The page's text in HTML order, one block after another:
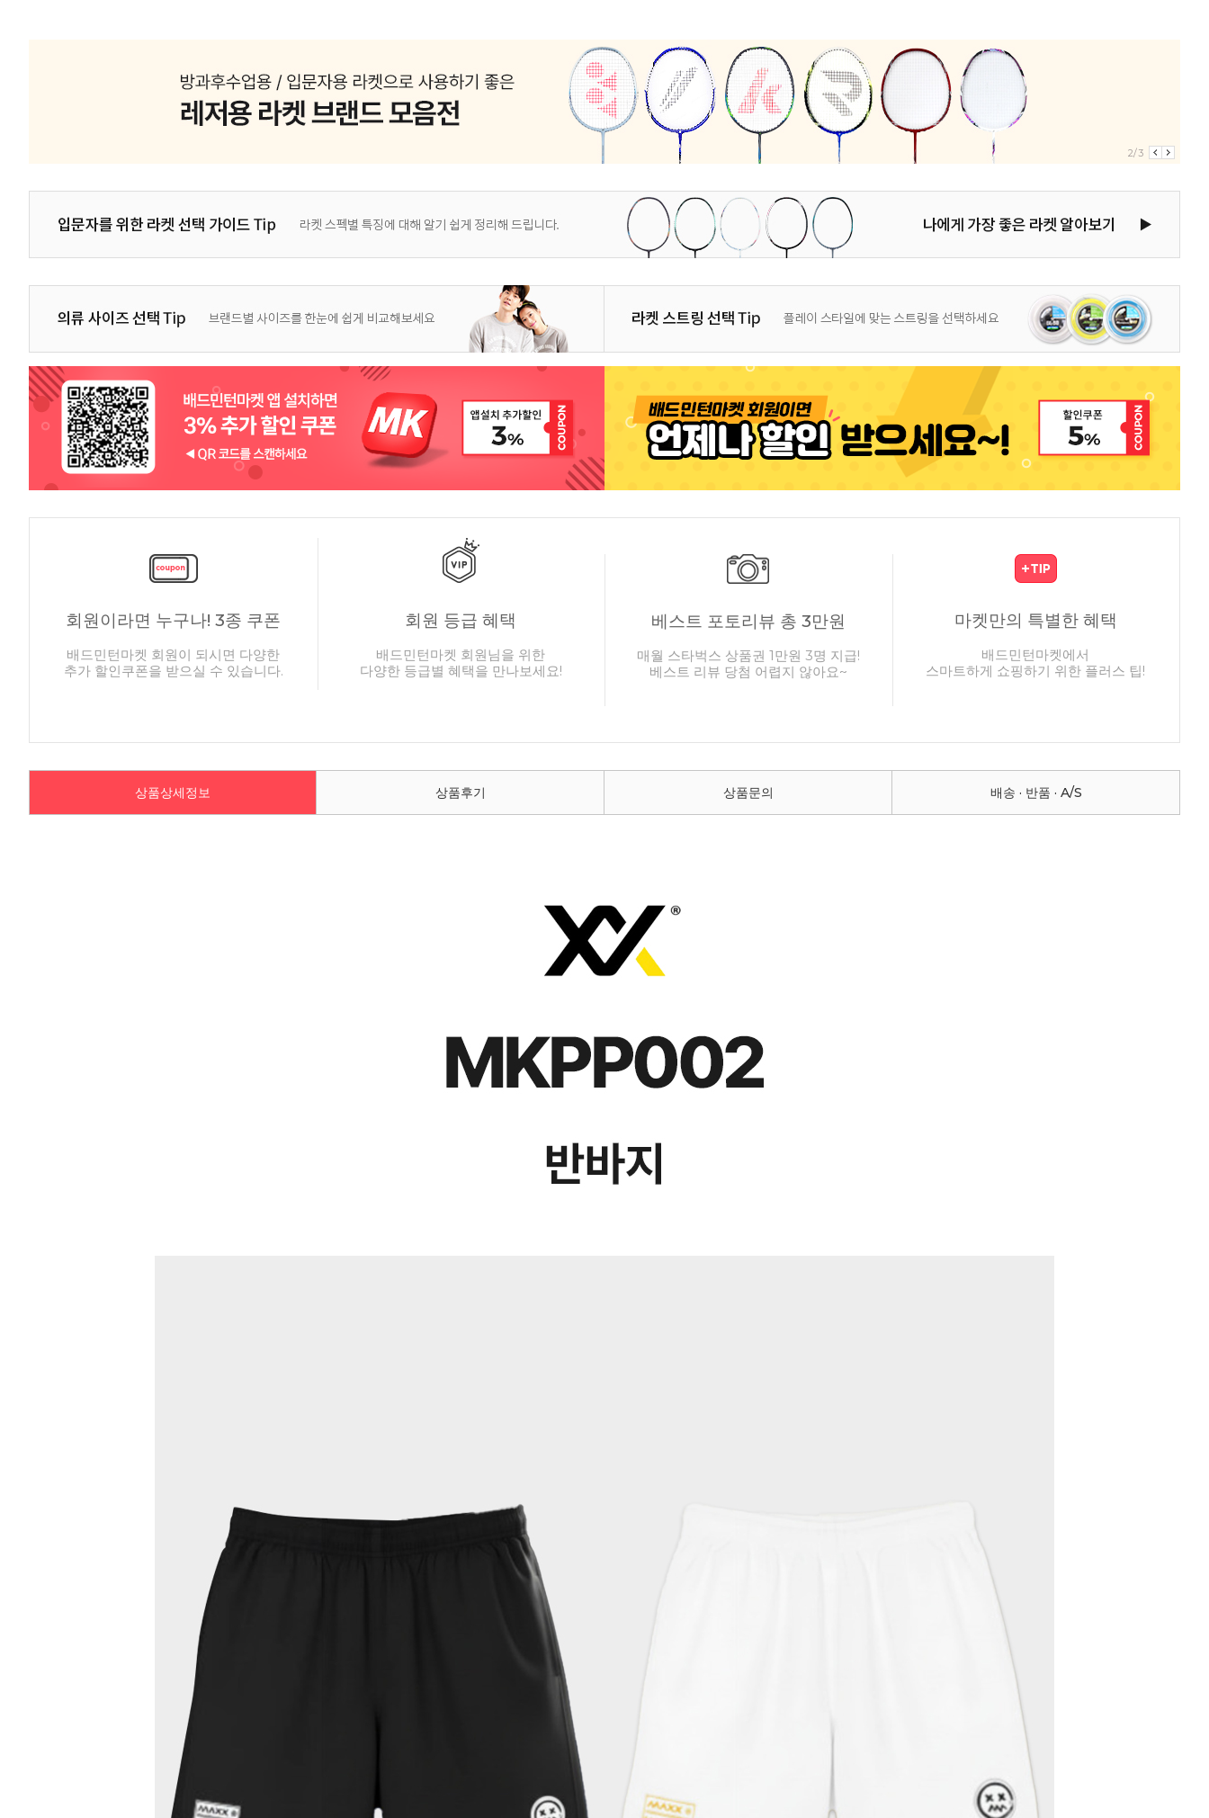
2/3
회원이라면 누구나! 3종 쿠폰
배드민턴마켓 회원이 되시면 다양한
추가 할인쿠폰을 받으실 수 있습니다.
회원 등급 혜택
배드민턴마켓 회원님을 위한
다양한 등급별 혜택을 만나보세요!
베스트 포토리뷰 총 3만원
매월 스타벅스 상품권 1만원 3명 지급!
베스트 리뷰 당첨 어렵지 않아요~
마켓만의 특별한 혜택
배드민턴마켓에서
스마트하게 쇼핑하기 위한 플러스 팁!
상품상세정보 상품후기 상품문의 배송 · 반품 · A/S